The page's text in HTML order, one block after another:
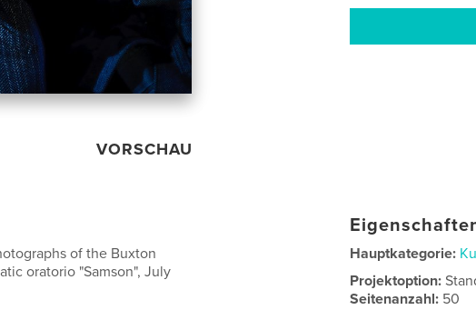
VORSCHAU
of the Buxton
oratorio "Samson", July
Hauptkategorie:
Projektoption:
Seitenanzahl: 50